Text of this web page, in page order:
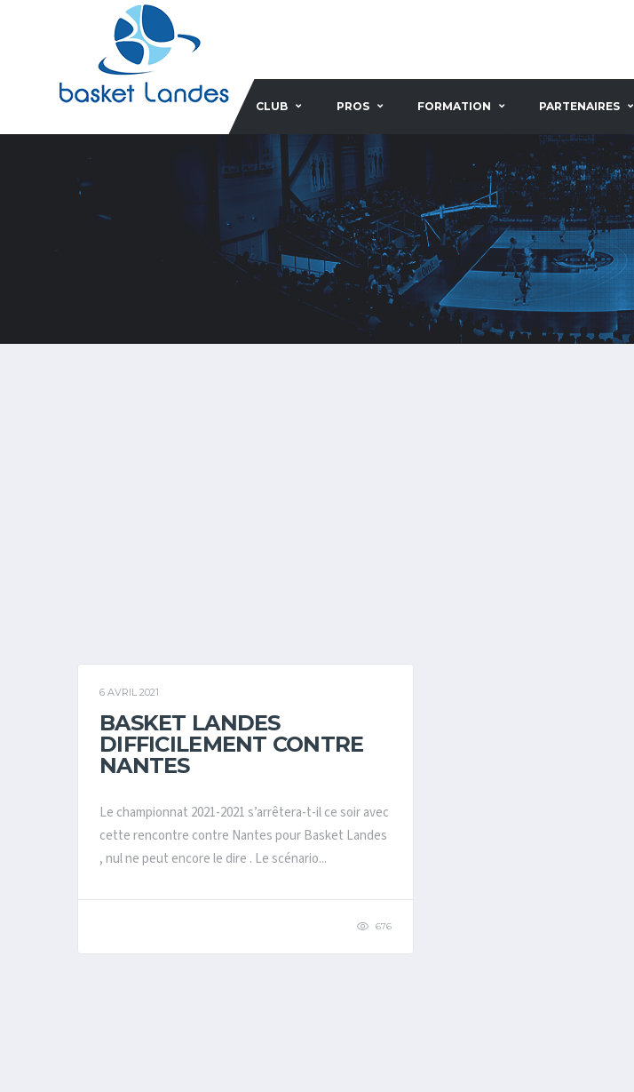
CLUB PROS FORMATION PARTENAIRES
6 AVRIL 2021
BASKET LANDES
DIFFICILEMENT CONTRE
NANTES
Le championnat 2021-2021 s’arrêtera-t-il ce soir avec
cette rencontre contre Nantes pour Basket Landes
, nul ne peut encore le dire . Le scénario...
676